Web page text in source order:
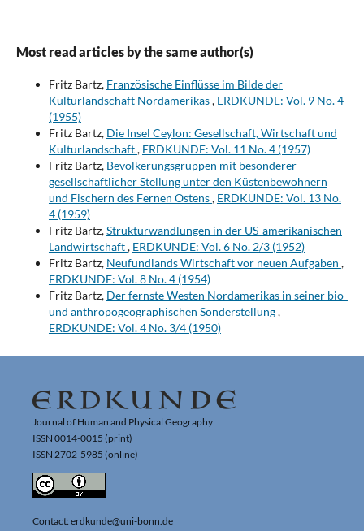
Most read articles by the same author(s)
Fritz Bartz, Französische Einflüsse im Bilde der
Kulturlandschaft Nordamerikas, ERDKUNDE: Vol. 9 No. 4
(1955)
Fritz Bartz, Die Insel Ceylon: Gesellschaft, Wirtschaft und
Kulturlandschaft, ERDKUNDE: Vol. 11 No. 4 (1957)
Fritz Bartz, Bevölkerungsgruppen mit besonderer
gesellschaftlicher Stellung unter den Küstenbewohnern
und Fischern des Fernen Ostens, ERDKUNDE: Vol. 13 No.
4 (1959)
Fritz Bartz,Strukturwandlungen in der US-amerikanischen
Landwirtschaft, ERDKUNDE: Vol. 6 No. 2/3 (1952)
Fritz Bartz, Neufundlands Wirtschaft vor neuen Aufgaben ,
ERDKUNDE: Vol. 8 No. 4 (1954)
Fritz Bartz, Der fernste Westen Nordamerikas in seiner bio-
und anthropogeographischen Sonderstellung,
ERDKUNDE: Vol. 4 No. 3/4 (1950)
Journal of Human and Physical Geography
ISSN 0014-0015 (print)
ISSN 2702-5985 (online)
Contact: erdkunde@uni-bonn.de